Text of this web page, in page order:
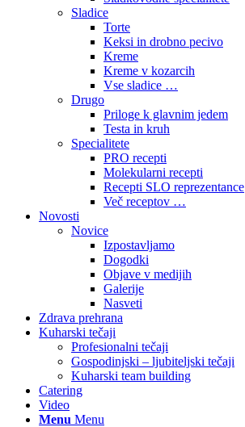
Sladice
Torte
Keksi in drobno pecivo
Kreme
Kreme v kozarcih
Vse sladice …
Drugo
Priloge k glavnim jedem
Testa in kruh
Specialitete
PRO recepti
Molekularni recepti
Recepti SLO reprezentance
Več receptov …
Novosti
Novice
Izpostavljamo
Dogodki
Objave v medijih
Galerije
Nasveti
Zdrava prehrana
Kuharski tečaji
Profesionalni tečaji
Gospodinjski – ljubiteljski tečaji
Kuharski team building
Catering
Video
Menu Menu